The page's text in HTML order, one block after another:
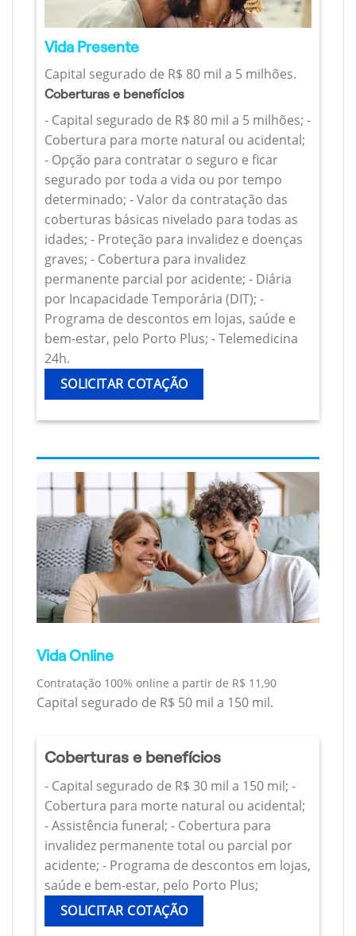
Vida Presente
Capital segurado de R$ 80 mil a 5 milhões.
Coberturas e benefícios
- Capital segurado de R$ 80 mil a 5 milhões; -
Cobertura para morte natural ou acidental;
- Opção para contratar o seguro e ficar
segurado por toda a vida ou por tempo
determinado; - Valor da contratação das
coberturas básicas nivelado para todas as
idades; - Proteção para invalidez e doenças
graves; - Cobertura para invalidez
permanente parcial por acidente; - Diária
por Incapacidade Temporária (DIT); -
Programa de descontos em lojas, saúde e
bem-estar, pelo Porto Plus; - Telemedicina
24h.
SOLICITAR COTAÇÃO
Vida Online
Contratação 100% online a partir de R$ 11,90
Capital segurado de R$ 50 mil a 150 mil.
Coberturas e benefícios
- Capital segurado de R$ 30 mil a 150 mil; -
Cobertura para morte natural ou acidental;
- Assistência funeral; - Cobertura para
invalidez permanente total ou parcial por
acidente; - Programa de descontos em lojas,
saúde e bem-estar, pelo Porto Plus;
SOLICITAR COTAÇÃO